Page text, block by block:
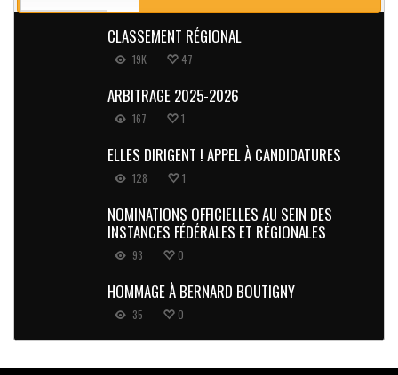
CLASSEMENT RÉGIONAL
19K 47
ARBITRAGE 2025-2026
167 1
ELLES DIRIGENT ! APPEL À CANDIDATURES
128 1
NOMINATIONS OFFICIELLES AU SEIN DES
INSTANCES FÉDÉRALES ET RÉGIONALES
93 0
HOMMAGE À BERNARD BOUTIGNY
35 0